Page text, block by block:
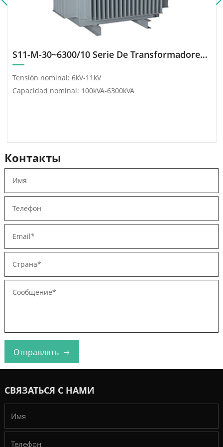
S11-M-30~6300/10 Serie De Transformadores Sumergidos En Aceite
Tensión nominal: 6kV-11kV
Capacidad nominal: 100kVA-6300kVA
Контакты
Отправлять
СВЯЗАТЬСЯ С НАМИ